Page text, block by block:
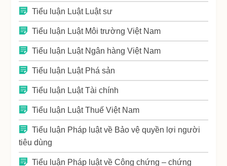
Tiểu luận Luật Luật sư
Tiểu luận Luật Môi trường Việt Nam
Tiểu luận Luật Ngân hàng Việt Nam
Tiểu luận Luật Phá sản
Tiểu luận Luật Tài chính
Tiểu luận Luật Thuế Việt Nam
Tiểu luận Pháp luật về Bảo vệ quyền lợi người
tiêu dùng
Tiểu luận Pháp luật về Công chứng – chứng